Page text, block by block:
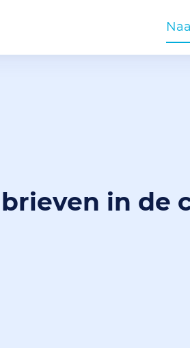
in de